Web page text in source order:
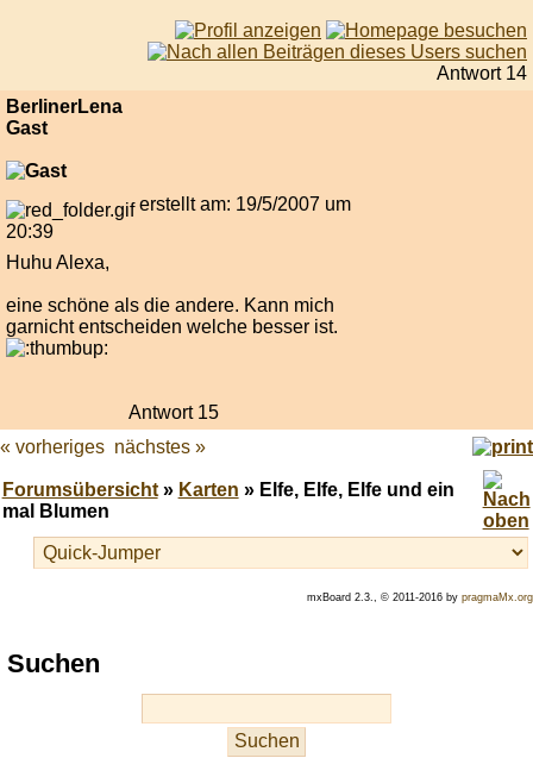
Antwort 14
BerlinerLena
Gast
erstellt am: 19/5/2007 um
20:39
Huhu Alexa,
eine schöne als die andere. Kann mich
garnicht entscheiden welche besser ist.
Antwort 15
« vorheriges nächstes »
Forumsübersicht» Karten » Elfe, Elfe, Elfe und ein
mal Blumen
mxBoard 2.3., © 2011-2016 by pragmaMx.org
Play
best
Suchen